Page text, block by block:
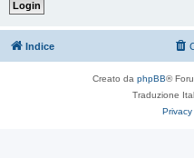
Indice
Creato da phpBB®
Traduzione
Privacy